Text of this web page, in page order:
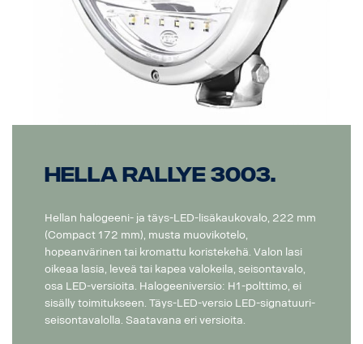
Hella Rallye 3003.
Hellan halogeeni- ja täys-LED-lisäkaukovalo, 222 mm
(Compact 172 mm), musta muovikotelo,
hopeanvärinen tai kromattu koristekehä. Valon lasi
oikeaa lasia, leveä tai kapea valokeila, seisontavalo,
osa LED-versioita. Halogeeniversio: H1-polttimo, ei
sisälly toimitukseen. Täys-LED-versio LED-signatuuri-
seisontavalolla. Saatavana eri versioita.